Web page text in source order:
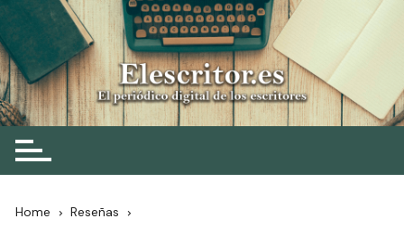
Skip
to
content
Elescritor.es
El periódico digital de los escritores
Home
Reseñas